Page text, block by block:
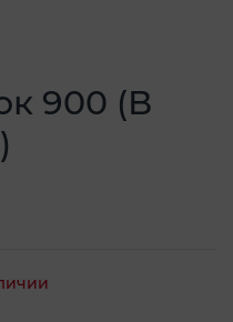
900 (В